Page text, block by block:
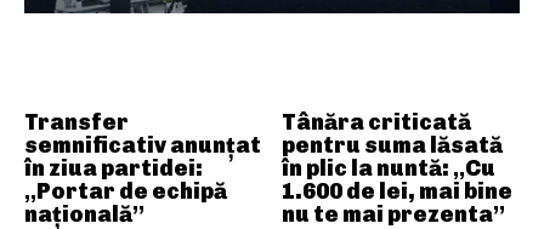
Transfer
semnificativ anunțat
în ziua partidei:
„Portar de echipă
națională”
Tânăra criticată
pentru suma lăsată
în plic la nuntă: „Cu
1.600 de lei, mai bine
nu te mai prezenta”